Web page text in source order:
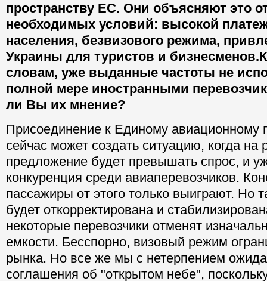
пространству ЕС. Они объясняют это
необходимых условий: высокой
населения, безвизового режима,
Украины для туристов и
словам, уже выданные частоты не
полной мере иностранными
ли Вы их мнение?
Присоединение к Единому авиационному
сейчас может создать ситуацию, когда на
предложение будет превышать спрос, и
конкуренция среди авиаперевозчиков.
пассажиры от этого только выиграют. Но
будет откорректирована и
некоторые перевозчики отменят
емкости. Бесспорно, визовый режим
рынка. Но все же мы с нетерпением
соглашения об "открытом небе",